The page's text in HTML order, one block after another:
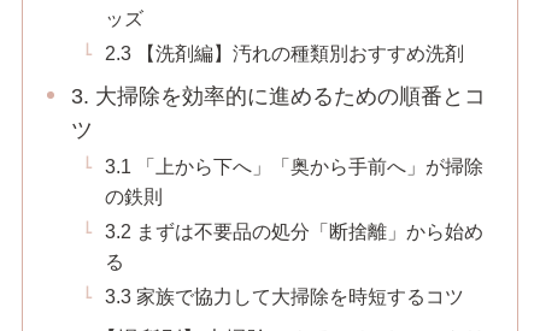
ッズ
2.3 【洗剤編】汚れの種類別おすすめ洗剤
3. 大掃除を効率的に進めるための順番とコ
ツ
3.1 「上から下へ」「奥から手前へ」が掃除
の鉄則
3.2 まずは不要品の処分「断捨離」から始め
る
3.3 家族で協力して大掃除を時短するコツ